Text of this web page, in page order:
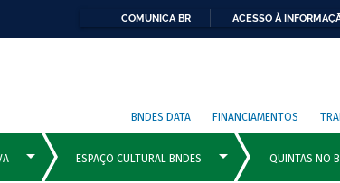
COMUNICA BR ACESSO À
BNDES DATA FINANCIAMENTOS